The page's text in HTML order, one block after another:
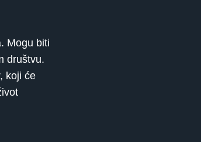
Mogu biti
društvu.
koji će